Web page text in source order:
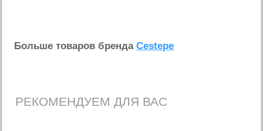
Больше товаров брендаCestepe
РЕКОМЕНДУЕМ ДЛЯ ВАС